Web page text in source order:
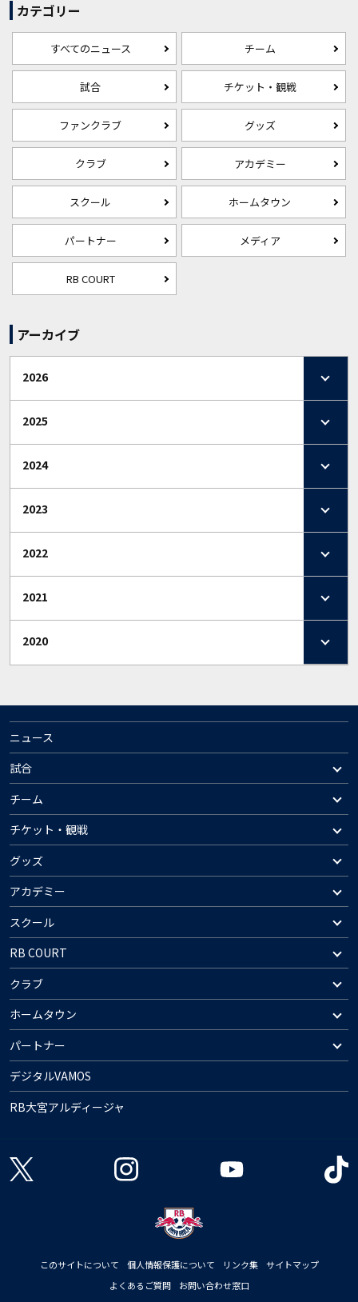
カテゴリー
すべてのニュース チーム
試合 チケット・観戦
ファンクラブ グッズ
クラブ アカデミー
スクール ホームタウン
パートナー メディア
RB COURT
アーカイブ
2026
2025
2024
2023
2022
2021
2020
ニュース
試合
チーム
チケット・観戦
グッズ
アカデミー
スクール
RB COURT
クラブ
ホームタウン
パートナー
デジタルVAMOS
RB大宮アルディージャ
このサイトについて 個人情報保護について リンク集
サイトマップ
よくあるご質問
お問い合わせ窓口